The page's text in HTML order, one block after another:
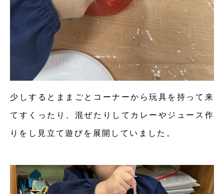
少しするとままごとコーナーから玩具を持って来
てすくったり、混ぜたりしてカレーやジュース作
りをし見立て遊びを展開していました。